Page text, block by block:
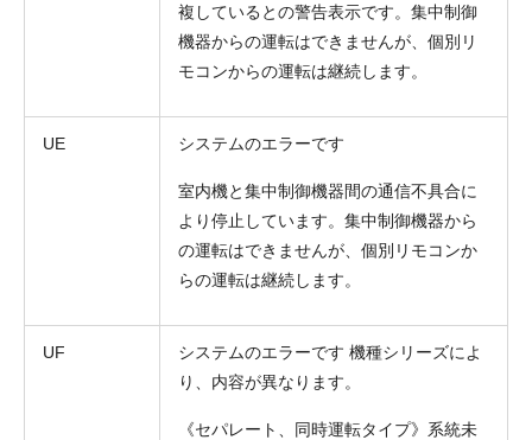
複しているとの警告表示です。集中制御
機器からの運転はできませんが、個別リ
モコンからの運転は継続します。
UE システムのエラーです
室内機と集中制御機器間の通信不具合に
より停止しています。集中制御機器から
の運転はできませんが、個別リモコンか
らの運転は継続します。
UF
システムのエラーです 機種シリーズによ
り、内容が異なります。
《セパレート、同時運転タイプ》系統未